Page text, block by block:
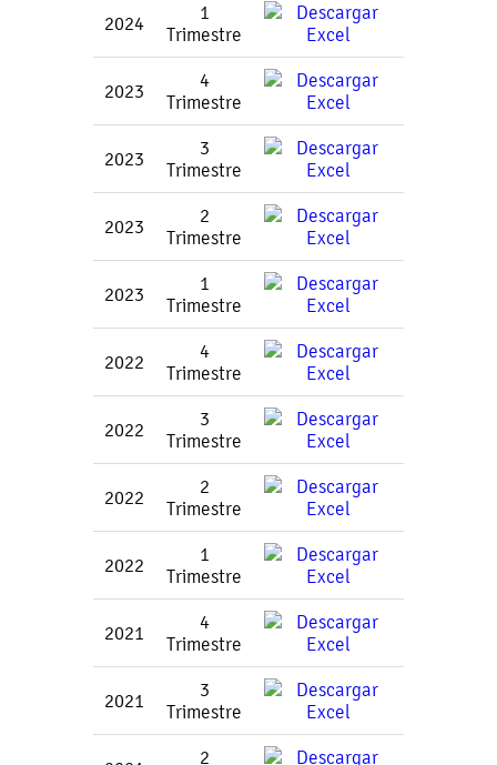
2024
1
Trimestre
2023
4
Trimestre
2023
3
Trimestre
2023
2
Trimestre
2023
1
Trimestre
2022
4
Trimestre
2022
3
Trimestre
2022
2
Trimestre
2022
1
Trimestre
2021
4
Trimestre
2021
3
Trimestre
2